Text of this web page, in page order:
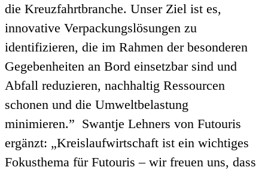
die Kreuzfahrtbranche. Unser Ziel ist es,
innovative Verpackungslösungen zu
identifizieren, die im Rahmen der besonderen
Gegebenheiten an Bord einsetzbar sind und
Abfall reduzieren, nachhaltig Ressourcen
schonen und die Umweltbelastung
minimieren.” Swantje Lehners von Futouris
ergänzt: „Kreislaufwirtschaft ist ein wichtiges
Fokusthema für Futouris – wir freuen uns, dass